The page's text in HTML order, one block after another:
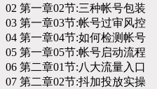
02 第一章02节:三种帐号包装
03 第一章03节:帐号过审风控
04 第一章04节:如何检测帐号
05 第一章05节:帐号启动流程
06 第二章01节:八大流量入口
07 第二章02节:抖加投放实操